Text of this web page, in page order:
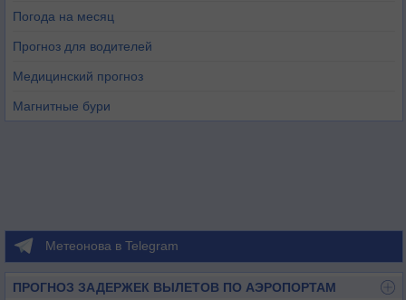
Погода на месяц
Прогноз для водителей
Медицинский прогноз
Магнитные бури
Метеонова в Telegram
ПРОГНОЗ ЗАДЕРЖЕК ВЫЛЕТОВ ПО АЭРОПОРТАМ